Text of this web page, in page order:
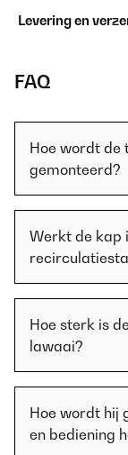
Levering en
FAQ
Hoe wordt de
gemonteerd?
Werkt de kap
Hoe sterk is
lawaai?
Hoe wordt hij
en bediening